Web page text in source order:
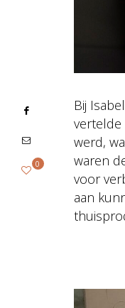
Bij
vertelde
werd,
waren
voor
aan
0